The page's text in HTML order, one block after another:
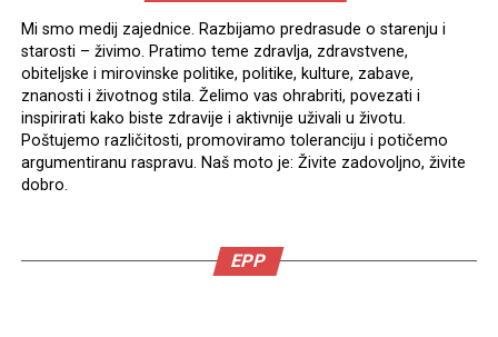
Mi smo medij zajednice. Razbijamo predrasude o starenju i
starosti – živimo. Pratimo teme zdravlja, zdravstvene,
obiteljske i mirovinske politike, politike, kulture, zabave,
znanosti i životnog stila. Želimo vas ohrabriti, povezati i
inspirirati kako biste zdravije i aktivnije uživali u životu.
Poštujemo različitosti, promoviramo toleranciju i potičemo
argumentiranu raspravu. Naš moto je: Živite zadovoljno, živite
dobro.
EPP